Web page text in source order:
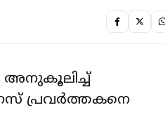
അനുകൂലിച്ച്
പ്രവർത്തകനെ